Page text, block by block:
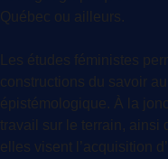
Québec ou ailleurs.
Les études féministes
constructions du savoir
épistémologique. À la
travail sur le terrain, ainsi
elles visent l’acquisition